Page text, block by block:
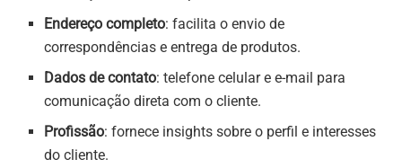
Endereço completo: facilita o envio de
correspondências e entrega de produtos.
Dados de contato: telefone celular e e-mail para
comunicação direta com o cliente.
Profissão: fornece insights sobre o perfil e interesses
do cliente.